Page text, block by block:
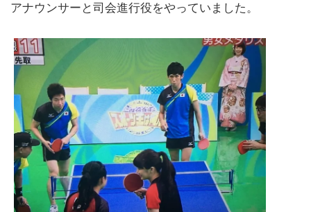
アナウンサーと司会進行役をやっていました。